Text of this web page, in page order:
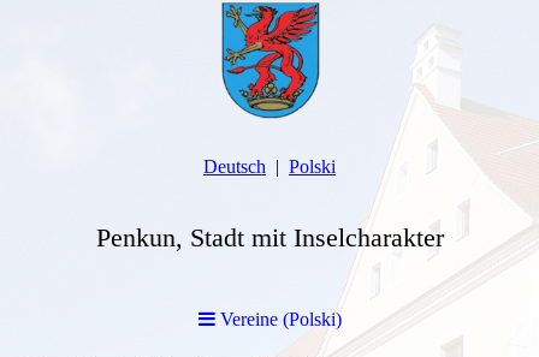
Deutsch Polski
Penkun, Stadt mit Inselcharakter
Vereine (Polski)